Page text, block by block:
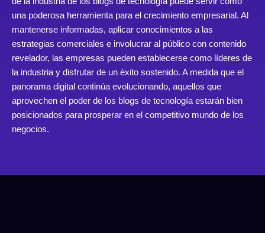
una poderosa herramienta para el crecimiento empresarial. Al
mantenerse informadas, aplicar conocimientos a las
estrategias comerciales e involucrar al público con contenido
revelador, las empresas pueden establecerse como líderes de
la industria y disfrutar de un éxito sostenido. A medida que el
panorama digital continúa evolucionando, aquellos que
aprovechen el poder de los blogs de tecnología estarán bien
posicionados para prosperar en el competitivo mundo de los
negocios.